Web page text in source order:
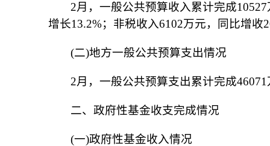
2月，一般公共预算收入累计完成
增长13.2%；非税收入6102万元，同比增收
(二)地方一般公共预算支出情况
2月，一般公共预算支出累计完成
二、政府性基金收支完成情况
(一)政府性基金收入情况